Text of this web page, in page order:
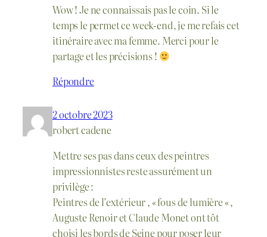
Wow ! Je ne connaissais pas le coin. Si le
temps le permet ce week-end, je me refais cet
itinéraire avec ma femme. Merci pour le
partage et les précisions !
Répondre
2 octobre 2023
robert cadene
Mettre ses pas dans ceux des peintres
impressionnistes reste assurément un
privilège :
Peintres de l’extérieur , « fous de lumière « ,
Auguste Renoir et Claude Monet ont tôt
choisi les bords de Seine pour poser leur